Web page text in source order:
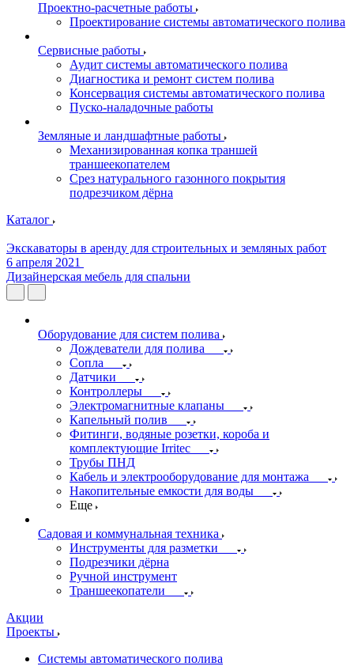
Проектно-расчетные работы
Проектирование системы автоматического полива
Сервисные работы
Аудит системы автоматического полива
Диагностика и ремонт систем полива
Консервация системы автоматического полива
Пуско-наладочные работы
Земляные и ландшафтные работы
Механизированная копка траншей
траншеекопателем
Срез натурального газонного покрытия
подрезчиком дёрна
Каталог
Экскаваторы в аренду для строительных и земляных работ
6 апреля 2021
Дизайнерская мебель для спальни
Оборудование для систем полива
Дождеватели для полива
Сопла
Датчики
Контроллеры
Электромагнитные клапаны
Капельный полив
Фитинги, водяные розетки, короба и
комплектующие Irritec
Трубы ПНД
Кабель и электрооборудование для монтажа
Накопительные емкости для воды
Еще
Садовая и коммунальная техника
Инструменты для разметки
Подрезчики дёрна
Ручной инструмент
Траншеекопатели
Акции
Проекты
Системы автоматического полива